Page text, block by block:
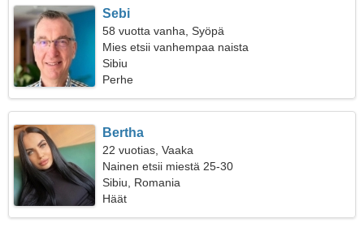
Sebi
58 vuotta vanha, Syöpä
Mies etsii vanhempaa naista
Sibiu
Perhe
Bertha
22 vuotias, Vaaka
Nainen etsii miestä 25-30
Sibiu, Romania
Häät